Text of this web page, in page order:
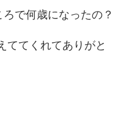
で何歳になったの？
ててくれてありがと